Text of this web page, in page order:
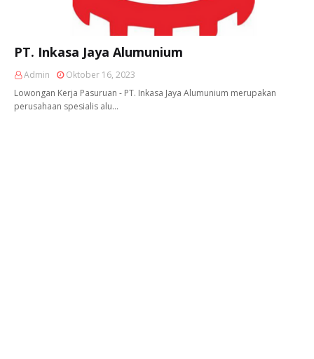
PT. Inkasa Jaya Alumunium
Admin
Oktober 16, 2023
Lowongan Kerja Pasuruan - PT. Inkasa Jaya Alumunium merupakan
perusahaan spesialis alu…